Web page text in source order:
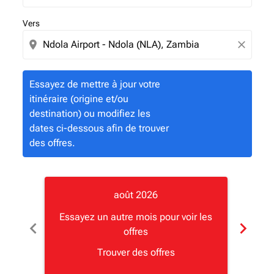
Vers
location_on close
Essayez de mettre à jour votre
itinéraire (origine et/ou
destination) ou modifiez les
dates ci-dessous afin de trouver
des offres.
chevron_left
août 2026
Essayez un autre mois pour voir les
offres
Trouver des offres
chevron_right